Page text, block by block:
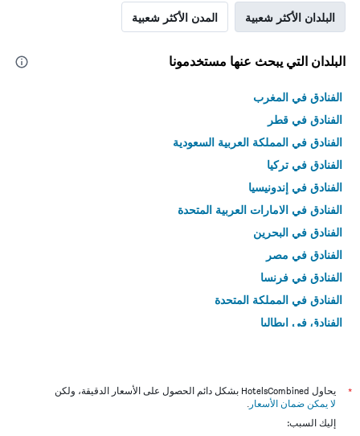
البلدان الأكثر شعبية المدن الأكثر شعبية
البلدان التي يبحث عنها مستخدمونا
الفنادق في المغرب
الفنادق في قطر
الفنادق في المملكة العربية السعودية
الفنادق في تركيا
الفنادق في إندونيسيا
الفنادق في الامارات العربية المتحدة
الفنادق في البحرين
الفنادق في مصر
الفنادق في فرنسا
الفنادق في المملكة المتحدة
الفنادق في إيطاليا
*
يحاول HotelsCombined بشكل دائم الحصول على الأسعار الدقيقة، ولكن
لا يمكن ضمان الأسعار .
إليك السبب: